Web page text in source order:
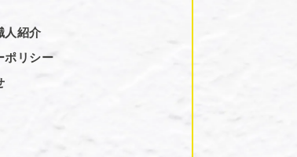
人紹介
ポリシー